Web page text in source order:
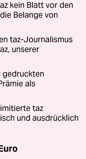
kein Blatt vor den
Belange von
taz-Journalismus
unserer
gedruckten
als
taz
und ausdrücklich